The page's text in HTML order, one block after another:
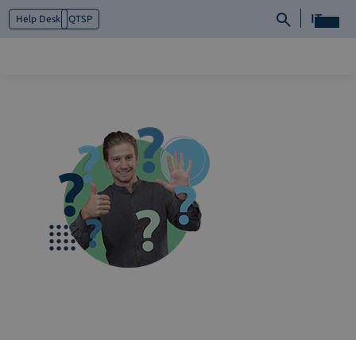
Help Desk QTSP IT
Cosa facciamo
Piattaforme
Industry
News e Media
Contattaci